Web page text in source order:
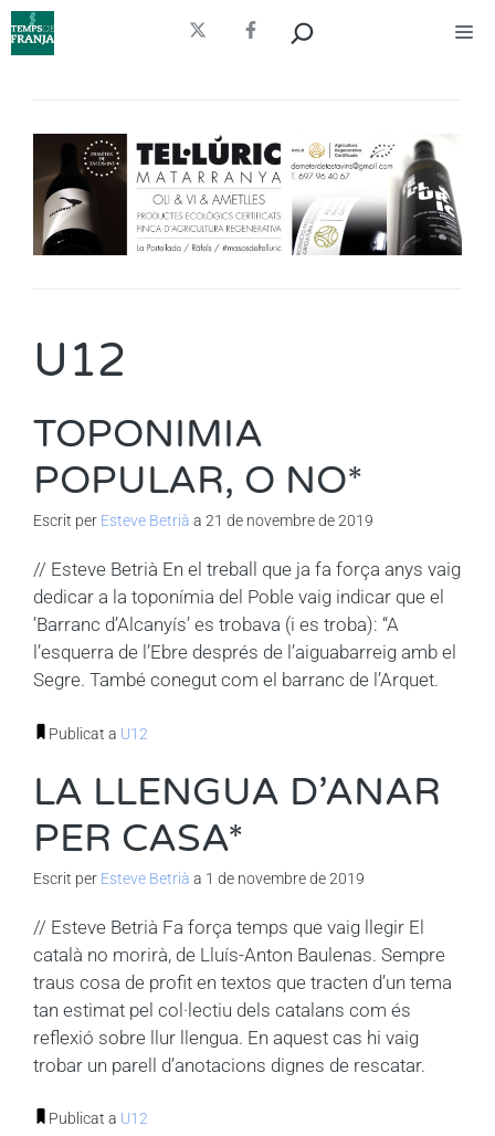
Vés
al
U12
TOPONIMIA
POPULAR, O NO*
Escrit per Esteve Betrià a 21 de novembre de 2019
// Esteve Betrià En el treball que ja fa força anys vaig
dedicar a la toponímia del Poble vaig indicar que el
’Barranc d’Alcanyís’ es trobava (i es troba): “A
l’esquerra de l’Ebre després de l’aiguabarreig amb el
Segre. També conegut com el barranc de l’Arquet.
Publicat a U12
LA LLENGUA D’ANAR
PER CASA*
Escrit per Esteve Betrià a 1 de novembre de 2019
// Esteve Betrià Fa força temps que vaig llegir El
català no morirà, de Lluís-Anton Baulenas. Sempre
traus cosa de profit en textos que tracten d’un tema
tan estimat pel col·lectiu dels catalans com és
reflexió sobre llur llengua. En aquest cas hi vaig
trobar un parell d’anotacions dignes de rescatar.
Publicat a U12